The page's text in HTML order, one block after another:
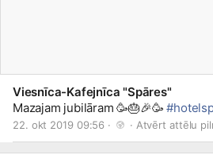
Viesnīca-Kafejnīca "Spāres"
Mazajam jubilāram 🥳🎂🎉🥳
22. okt 2019 09:56 · · Atvērt attēlu